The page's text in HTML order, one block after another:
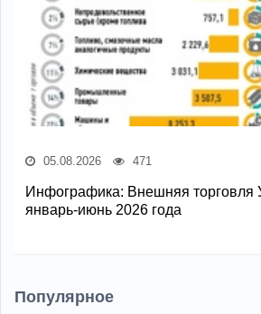
05.08.2026 471
Инфографика: Внешняя торговля
январь-июнь 2026 года
Популярное